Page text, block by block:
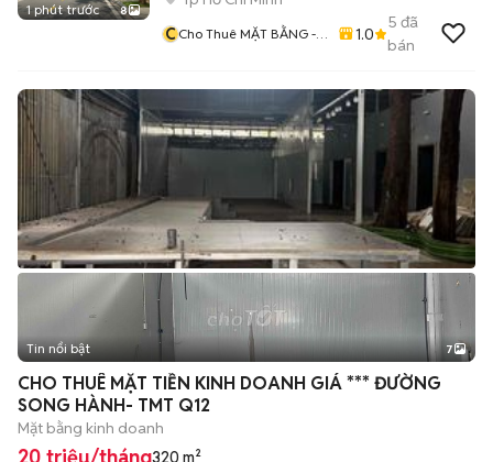
1 phút trước 8
CCho Thuê MẶT BẰNG -
1.0
5 đã
bán
+2
Tin nổi bật 7
CHO THUÊ MẶT TIỀN KINH DOANH GIÁ *** ĐƯỜNG
SONG HÀNH- TMT Q12
Mặt bằng kinh doanh
320 m²